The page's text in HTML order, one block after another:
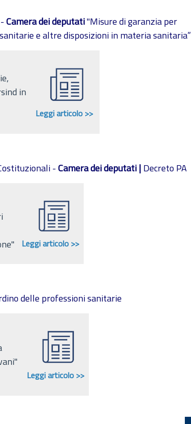
Camera dei deputati''Misure di garanzia per
e altre disposizioni in materia sanitaria”
in
Leggi articolo >>
-Camera dei deputati | Decreto PA
Leggi articolo >>
delle professioni sanitarie
Leggi articolo >>